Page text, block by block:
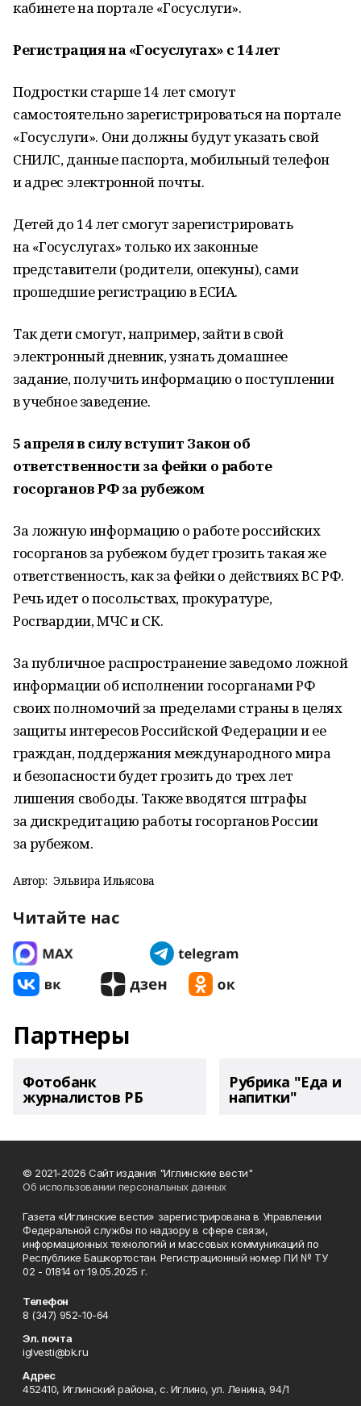
кабинете на портале «Госуслуги».
Регистрация на «Госуслугах» с 14 лет
Подростки старше 14 лет смогут
самостоятельно зарегистрироваться на портале
«Госуслуги». Они должны будут указать свой
СНИЛС, данные паспорта, мобильный телефон
и адрес электронной почты.
Детей до 14 лет смогут зарегистрировать
на «Госуслугах» только их законные
представители (родители, опекуны), сами
прошедшие регистрацию в ЕСИА.
Так дети смогут, например, зайти в свой
электронный дневник, узнать домашнее
задание, получить информацию о поступлении
в учебное заведение.
5 апреля в силу вступит Закон об
ответственности за фейки о работе
госорганов РФ за рубежом
За ложную информацию о работе российских
госорганов за рубежом будет грозить такая же
ответственность, как за фейки о действиях ВС РФ.
Речь идет о посольствах, прокуратуре,
Росгвардии, МЧС и СК.
За публичное распространение заведомо ложной
информации об исполнении госорганами РФ
своих полномочий за пределами страны в целях
защиты интересов Российской Федерации и ее
граждан, поддержания международного мира
и безопасности будет грозить до трех лет
лишения свободы. Также вводятся штрафы
за дискредитацию работы госорганов России
за рубежом.
Автор: Эльвира Ильясова
Читайте нас
Партнеры
Фотобанк
журналистов РБ
Рубрика "Еда и
напитки"
© 2021-2026 Сайт издания "Иглинские вести"
Об использовании персональных данных
Газета «Иглинские вести» зарегистрирована в Управлении
Федеральной службы по надзору в сфере связи,
информационных технологий и массовых коммуникаций по
Республике Башкортостан. Регистрационный номер ПИ № ТУ
02 - 01814 от 19.05.2025 г.
Телефон
8 (347) 952-10-64
Эл. почта
iglvesti@bk.ru
Адрес
452410, Иглинский района, с. Иглино, ул. Ленина, 94/1